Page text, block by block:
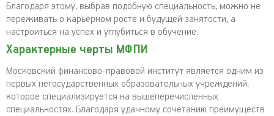
Благодаря этому, выбрав подобную специальность, можно не
переживать о карьерном росте и будущей занятости, а
настроиться на успех и углубиться в обучение.
Характерные черты МФПИ
Московский финансово-правовой институт является одним из
первых негосударственных образовательных учреждений,
которое специализируется на вышеперечисленных
специальностях. Благодаря удачному сочетанию преимуществ